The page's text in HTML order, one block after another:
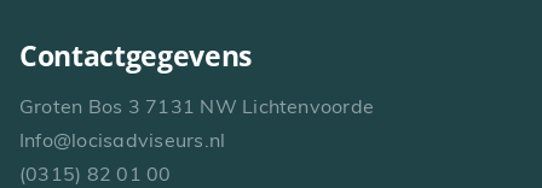
Contactgegevens
Groten Bos 3 7131 NW Lichtenvoorde
Info@locisadviseurs.nl
(0315) 82 01 00